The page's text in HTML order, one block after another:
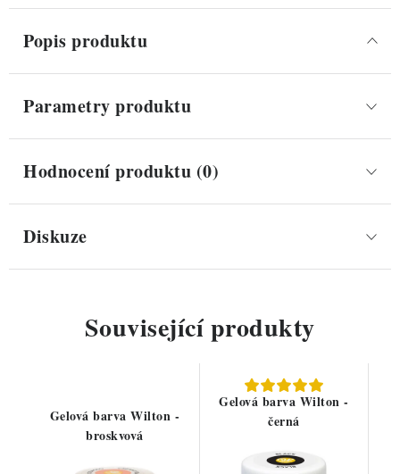
Popis produktu
Parametry produktu
Hodnocení produktu (0)
Diskuze
Související produkty
Gelová barva Wilton -
broskvová
Gelová barva Wilton -
černá